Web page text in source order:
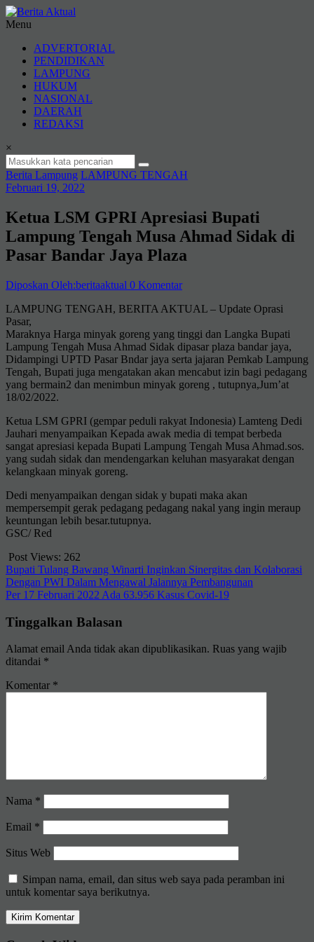
Lompat
ke
Aktual
terpercaya
Menu
ADVERTORIAL
PENDIDIKAN
LAMPUNG
HUKUM
NASIONAL
DAERAH
REDAKSI
×
Berita Lampung LAMPUNG TENGAH
Februari 19, 2022
Ketua LSM GPRI Apresiasi Bupati
Lampung Tengah Musa Ahmad Sidak di
Pasar Bandar Jaya Plaza
Diposkan Oleh:beritaaktual 0 Komentar
LAMPUNG TENGAH, BERITA AKTUAL – Update Oprasi
Pasar,
Maraknya Harga minyak goreng yang tinggi dan Langka Bupati
Lampung Tengah Musa Ahmad Sidak dipasar plaza bandar jaya,
Didampingi UPTD Pasar Bndar jaya serta jajaran Pemkab Lampung
Tengah, Bupati juga mengatakan akan mencabut izin bagi pedagang
yang bermain2 dan menimbun minyak goreng , tutupnya,Jum’at
18/02/2022.
Ketua LSM GPRI (gempar peduli rakyat Indonesia) Lamteng Dedi
Jauhari menyampaikan Kepada awak media di tempat berbeda
sangat apresiasi kepada Bupati Lampung Tengah Musa Ahmad.sos.
yang sudah sidak dan mendengarkan keluhan masyarakat dengan
kelangkaan minyak goreng.
Dedi menyampaikan dengan sidak y bupati maka akan
mempersempit gerak pedagang pedagang nakal yang ingin meraup
keuntungan lebih besar.tutupnya.
GSC/ Red
Post Views: 262
Navigasi
pos
Bupati Tulang Bawang Winarti Inginkan Sinergitas dan Kolaborasi
Dengan PWI Dalam Mengawal Jalannya Pembangunan
Per 17 Februari 2022 Ada 63.956 Kasus Covid-19
Tinggalkan Balasan
Alamat email Anda tidak akan dipublikasikan. Ruas yang wajib
ditandai *
Komentar *
Nama *
Email *
Situs Web
Simpan nama, email, dan situs web saya pada peramban ini
untuk komentar saya berikutnya.